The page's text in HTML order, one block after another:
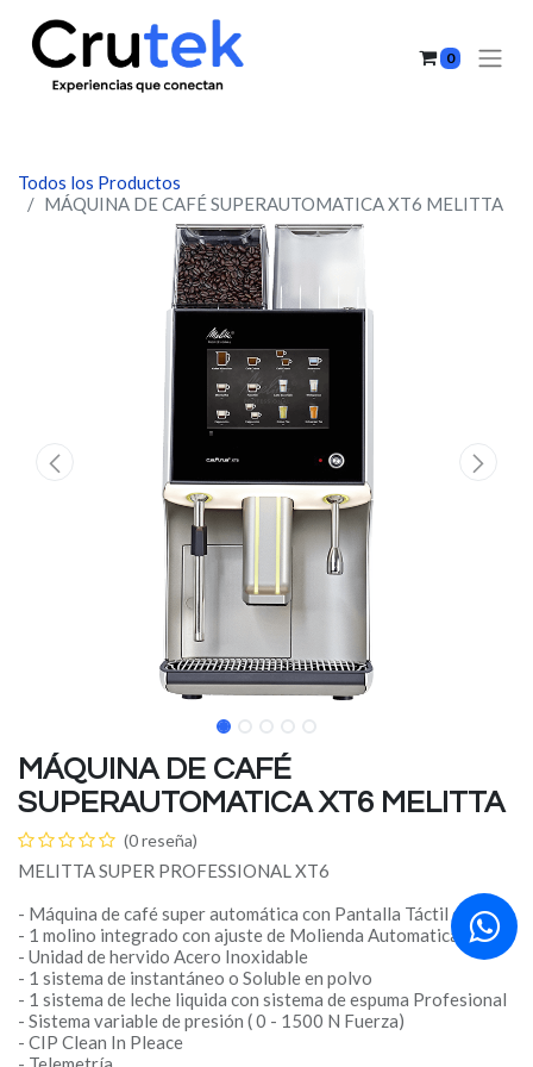
0
Todos los Productos
MÁQUINA DE CAFÉ SUPERAUTOMATICA XT6 MELITTA
MÁQUINA DE CAFÉ
SUPERAUTOMATICA XT6 MELITTA
(0 reseña)
MELITTA SUPER PROFESSIONAL XT6
- Máquina de café super automática con Pantalla Táctil de 8.4"
- 1 molino integrado con ajuste de Molienda Automatica.
- Unidad de hervido Acero Inoxidable
- 1 sistema de instantáneo o Soluble en polvo
- 1 sistema de leche liquida con sistema de espuma Profesional
- Sistema variable de presión ( 0 - 1500 N Fuerza)
- CIP Clean In Pleace